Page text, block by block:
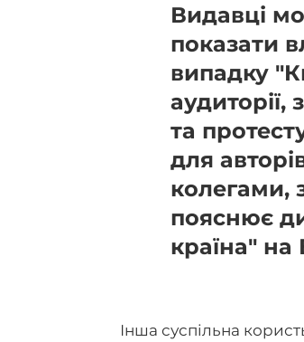
Видавці
показати
випадку
аудиторії,
та
для
колегами,
пояснює
країна"
Інша суспільна